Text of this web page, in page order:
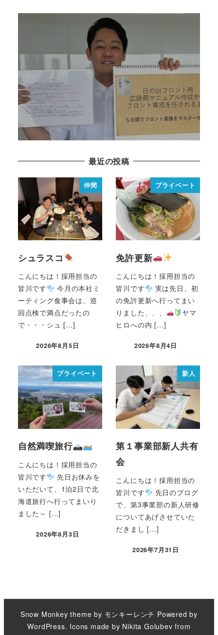
育成面談を実施していま
2024年8月7日
READ MORE
最近の投稿
仲間
シュラスコ
こんにちは！採用担当の
皆川です
今月の本社ミ
ーティング食事会は、巡
回点検で満点だったの
で・・・シュ […]
2026年8月5日
プライベート
免許更新
こんにちは！採用担当の
皆川です
実は先日、初
の免許更新へ行ってまい
りました、、、
ヤマ
ヒロへの内 […]
2026年8月4日
プライベート
自然満喫旅行
こんにちは！採用担当の
皆川です
先日お休みを
いただいて、1泊2日で北
海道旅行へ行ってまいり
ました～ […]
2026年8月3日
新人
第１事業部新人共有
会
こんにちは！採用担当の
皆川です
先日のブログ
で、第3事業部の新人研修
についてあげさせていた
だきまし […]
2026年7月31日
Snow Monkey theme by モンキーレンチ Powered by
WordPress. Icons made by Nikita Golubev from